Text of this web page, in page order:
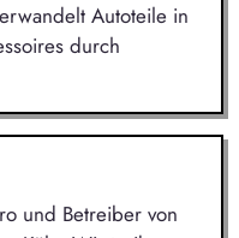
Autoteile in
durch
und Betreiber von